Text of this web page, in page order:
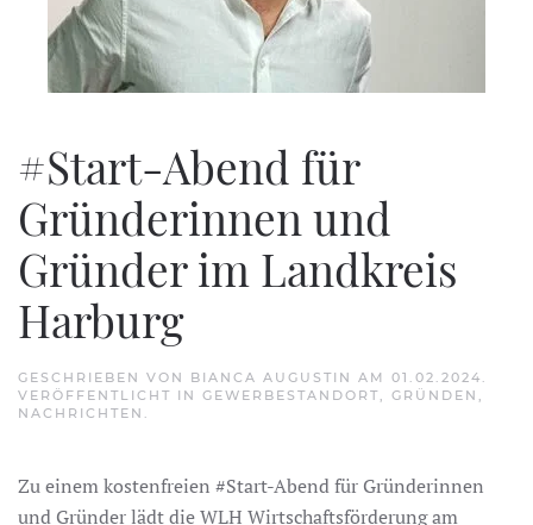
#Start-Abend für
Gründerinnen und
Gründer im Landkreis
Harburg
GESCHRIEBEN VON BIANCA AUGUSTIN AM 01.02.2024 .
VERÖFFENTLICHT IN GEWERBESTANDORT, GRÜNDEN ,
NACHRICHTEN .
Zu einem kostenfreien #Start-Abend für Gründerinnen
und Gründer lädt die WLH Wirtschaftsförderung am